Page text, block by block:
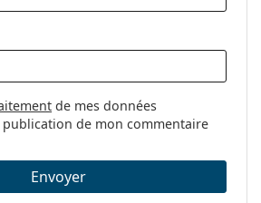
de vue
Armani
3316 56
de mes données
de mon commentaire
Envoyer